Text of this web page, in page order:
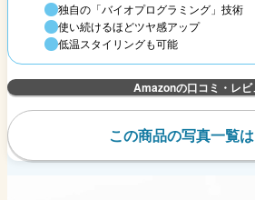
独自の「バイオプログラミング」技術
使い続けるほどツヤ感アップ
低温スタイリングも可能
Amazonの口コミ・レビ
この商品の写真一覧